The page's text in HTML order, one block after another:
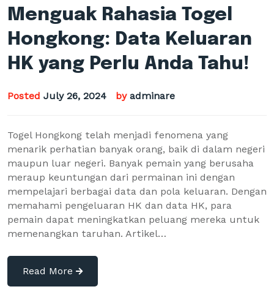
Menguak Rahasia Togel
Hongkong: Data Keluaran
HK yang Perlu Anda Tahu!
Posted July 26, 2024 by adminare
Togel Hongkong telah menjadi fenomena yang
menarik perhatian banyak orang, baik di dalam negeri
maupun luar negeri. Banyak pemain yang berusaha
meraup keuntungan dari permainan ini dengan
mempelajari berbagai data dan pola keluaran. Dengan
memahami pengeluaran HK dan data HK, para
pemain dapat meningkatkan peluang mereka untuk
memenangkan taruhan. Artikel…
Read More